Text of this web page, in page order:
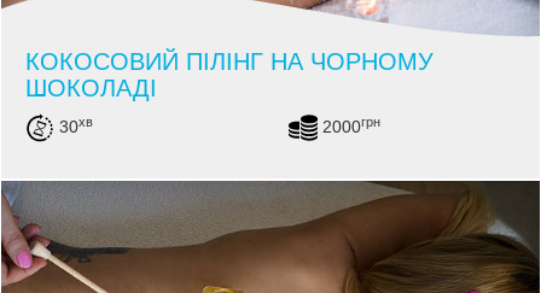
КОКОСОВИЙ ПІЛІНГ НА ЧОРНОМУ
ШОКОЛАДІ
30хв 2000грн